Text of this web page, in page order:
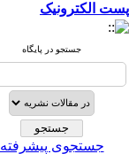
پست الکترونیک
جستجو در پایگاه
جستجوی پیشرفته